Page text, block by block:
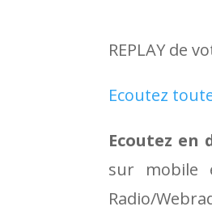
REPLAY de
Ecoutez
Ecoutez en
sur mobile
Radio/